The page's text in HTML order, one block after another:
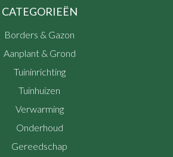
CATEGORIEËN
Borders & Gazon
Aanplant & Grond
Tuininrichting
Tuinhuizen
Verwarming
Onderhoud
Gereedschap